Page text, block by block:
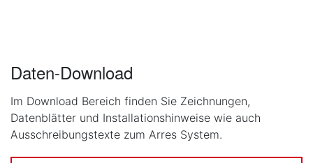
Daten-Download
Im Download Bereich finden Sie Zeichnungen,
Datenblätter und Installationshinweise wie auch
Ausschreibungstexte zum Arres System.